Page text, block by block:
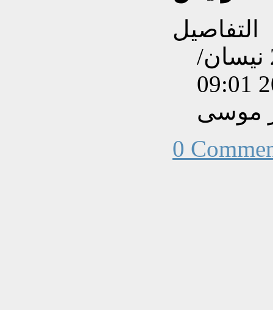
التفاصيل
تم إنشاءه بتاريخ الأربعاء, 25 نيسان/
موسى
0